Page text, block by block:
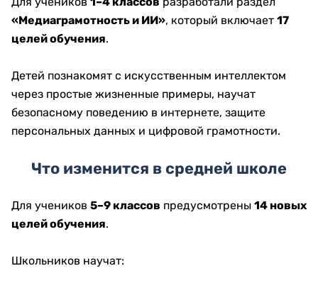
«Медиаграмотность и ИИ», который включает 17
целей обучения.
Детей познакомят с искусственным интеллектом
через простые жизненные примеры, научат
безопасному поведению в интернете, защите
персональных данных и цифровой грамотности.
Что изменится в средней школе
Для учеников 5–9 классов предусмотрены 14 новых
целей обучения.
Школьников научат: